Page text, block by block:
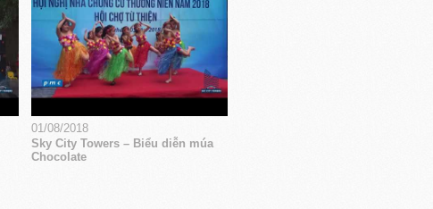
01/08/2018
Sky City Towers – Biểu diễn múa
Chocolate